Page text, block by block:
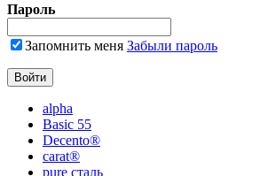
Пароль
Запомнить меня Забыли пароль
alpha
Basic 55
Decento®
carat®
pure сталь